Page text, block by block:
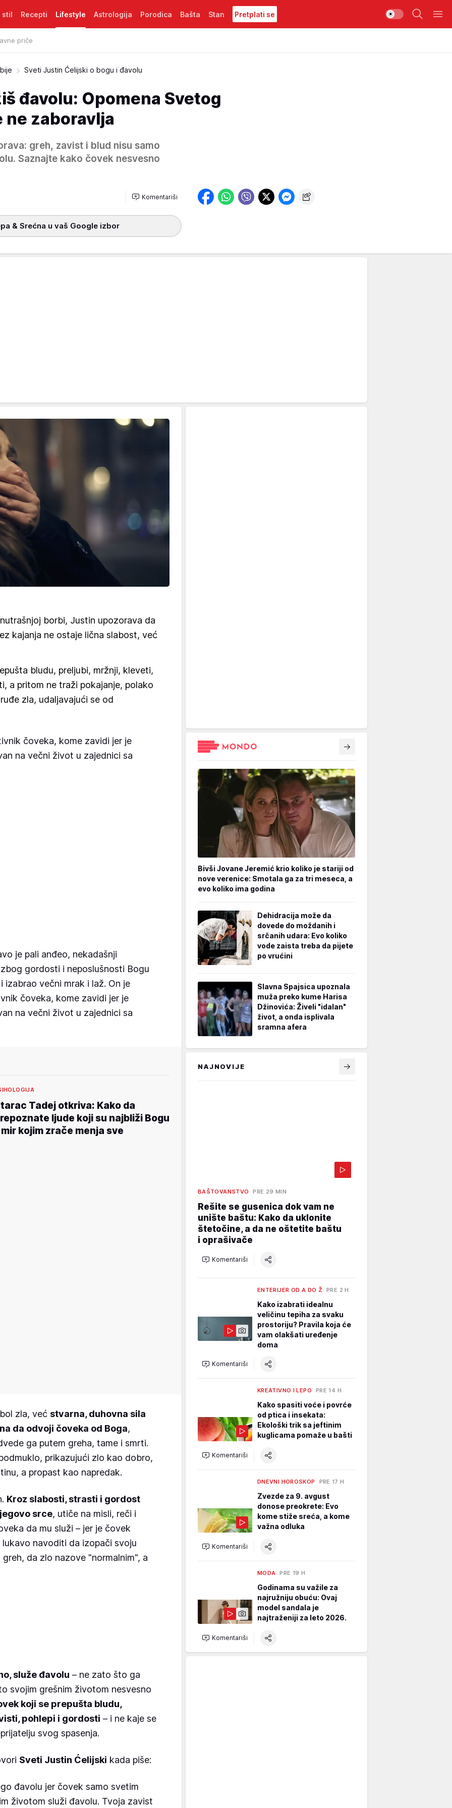
stil Recepti Lifestyle
priče
Astrologija Porodica Bašta Stan Pretplati se
Sveti Justin Ćelijski o bogu i đavolu
đavolu: Opomena Svetog
ne zaboravlja
greh, zavist i blud nisu samo
Saznajte kako čovek nesvesno
Komentariši
& Srećna u vaš Google izbor
borbi, Justin upozorava da
kajanja ne ostaje lična slabost, već
bludu, preljubi, mržnji, kleveti,
a pritom ne traži pokajanje, polako
zla, udaljavajući se od
čoveka, kome zavidi jer je
na večni život u zajednici sa
je pali anđeo, nekadašnji
gordosti i neposlušnosti Bogu
večni mrak i laž. On je
čoveka, kome zavidi jer je
na večni život u zajednici sa
Tadej otkriva: Kako da
ljude koji su najbliži Bogu
mir kojim zrače menja sve
zla, već stvarna, duhovna sila
da odvoji čoveka od Boga,
ga putem greha, tame i smrti.
prikazujući zlo kao dobro,
a propast kao napredak.
Kroz slabosti, strasti i gordost
srce, utiče na misli, reči i
da mu služi – jer je čovek
navoditi da izopači svoju
da zlo nazove "normalnim", a
služe đavolu – ne zato što ga
svojim grešnim životom nesvesno
koji se prepušta bludu,
pohlepi i gordosti – i ne kaje se
svog spasenja.
Sveti Justin Ćelijski kada piše:
đavolu jer čovek samo svetim
životom služi đavolu. Tvoja zavist
Bivši Jovane Jeremić krio koliko je stariji od
nove verenice: Smotala ga za tri meseca, a
evo koliko ima godina
Dehidracija može da
dovede do moždanih i
srčanih udara: Evo koliko
vode zaista treba da pijete
po vrućini
Slavna Spajsica upoznala
muža preko kume Harisa
Džinovića: Živeli "idalan"
život, a onda isplivala
sramna afera
NAJNOVIJE
BAŠTOVANSTVO PRE 29 MIN
Rešite se gusenica dok vam ne
unište baštu: Kako da uklonite
štetočine, a da ne oštetite baštu
i oprašivače
Komentariši
ENTERIJER OD A DO Ž PRE 2 H
Kako izabrati idealnu
veličinu tepiha za svaku
prostoriju? Pravila koja će
vam olakšati uređenje
doma
Komentariši
KREATIVNO I LEPO PRE 14 H
Kako spasiti voće i povrće
od ptica i insekata:
Ekološki trik sa jeftinim
kuglicama pomaže u bašti
Komentariši
DNEVNI HOROSKOP PRE 17 H
Zvezde za 9. avgust
donose preokrete: Evo
kome stiže sreća, a kome
važna odluka
Komentariši
MODA PRE 19 H
Godinama su važile za
najružniju obuću: Ovaj
model sandala je
najtraženiji za leto 2026.
Komentariši